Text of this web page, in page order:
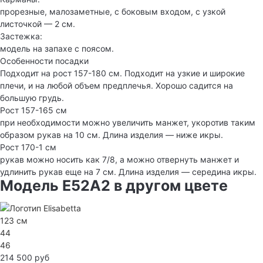
прорезные, малозаметные, с боковым входом, с узкой
листочкой — 2 см.
Застежка:
модель на запахе с поясом.
Особенности посадки
Подходит на рост 157-180 см. Подходит на узкие и широкие
плечи, и на любой объем предплечья. Хорошо садится на
большую грудь.
Рост 157-165 см
при необходимости можно увеличить манжет, укоротив таким
образом рукав на 10 см. Длина изделия — ниже икры.
Рост 170-1 см
рукав можно носить как 7/8, а можно отвернуть манжет и
удлинить рукав еще на 7 см. Длина изделия — середина икры.
Модель E52A2 в другом цвете
123 см
44
46
214 500 руб